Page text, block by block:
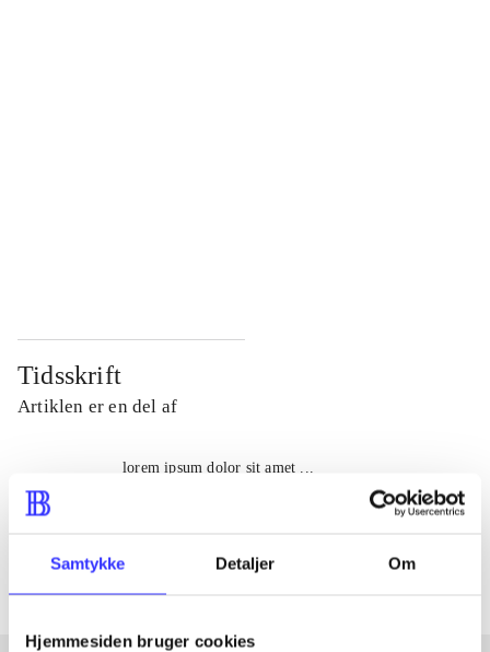
Samtykke Detaljer Om
Hjemmesiden bruger cookies
Tidsskrift
Artiklen er en del af
lorem ipsum dolor sit amet ...